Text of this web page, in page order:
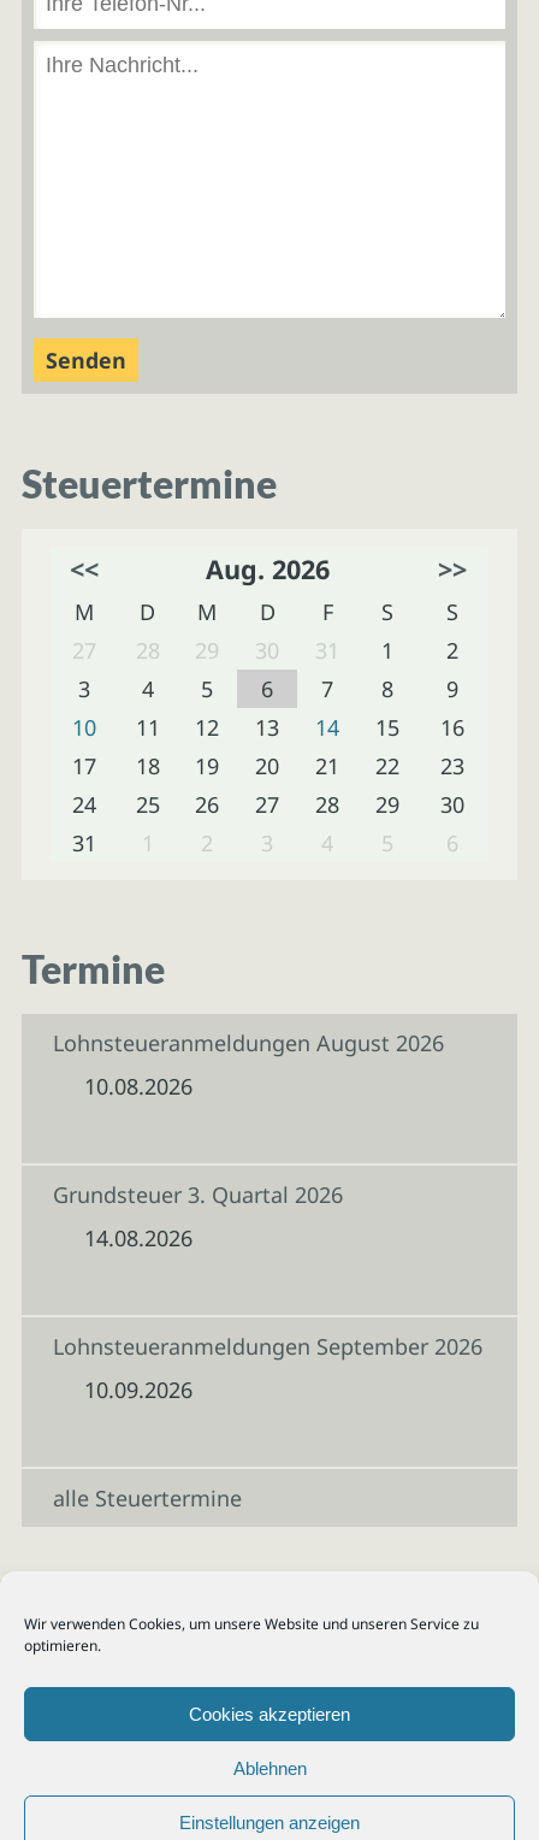
Wir verwenden Cookies, um unsere Website und unseren Service zu
optimieren.
Cookies akzeptieren
Ablehnen
Einstellungen anzeigen
Steuertermine
<< Aug. 2026 >>
M D M D F S
S
27
28 29 30 31 1
2
3
4 5 6 7 8
9
10
11 12 13 14 15
16
17
18 19 20 21 22
23
24
25 26 27 28 29
30
31
1 2 3 4 5 6
Termine
Lohnsteueranmeldungen August 2026
10.08.2026
Grundsteuer 3. Quartal 2026
14.08.2026
Lohnsteueranmeldungen September 2026
10.09.2026
alle Steuertermine